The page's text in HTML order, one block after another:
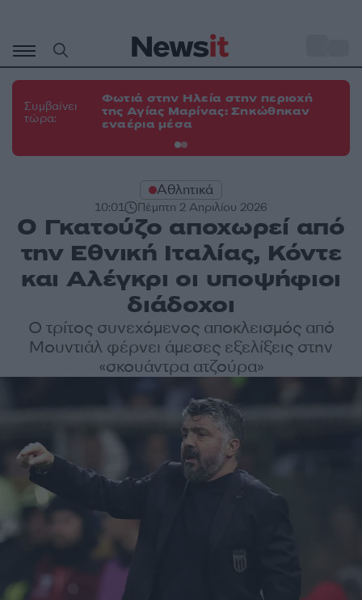
περιεχόμενο
Συμβαίνει
τώρα:
Φωτιά στην Ηλεία στην περιοχή
της Αγίας Μαρίνας: Σηκώθηκαν
εναέρια μέσα
Αθλητικά
10:01 Πέμπτη 2 Απριλίου 2026
Ο Γκατούζο αποχωρεί από
την Εθνική Ιταλίας, Κόντε
και Αλέγκρι οι υποψήφιοι
διάδοχοι
Ο τρίτος συνεχόμενος αποκλεισμός από
Μουντιάλ φέρνει άμεσες εξελίξεις στην
«σκουάντρα ατζούρα»